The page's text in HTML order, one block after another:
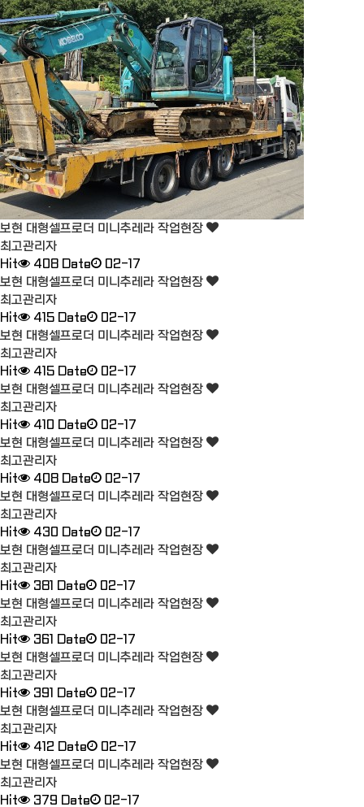
보현 대형셀프로더 미니추레라 작업현장
최고관리자
Hit
408 Date
02-17
보현 대형셀프로더 미니추레라 작업현장
최고관리자
Hit
415 Date
02-17
보현 대형셀프로더 미니추레라 작업현장
최고관리자
Hit
415 Date
02-17
보현 대형셀프로더 미니추레라 작업현장
최고관리자
Hit
410 Date
02-17
보현 대형셀프로더 미니추레라 작업현장
최고관리자
Hit
408 Date
02-17
보현 대형셀프로더 미니추레라 작업현장
최고관리자
Hit
430 Date
02-17
보현 대형셀프로더 미니추레라 작업현장
최고관리자
Hit
381 Date
02-17
보현 대형셀프로더 미니추레라 작업현장
최고관리자
Hit
361 Date
02-17
보현 대형셀프로더 미니추레라 작업현장
최고관리자
Hit
391 Date
02-17
보현 대형셀프로더 미니추레라 작업현장
최고관리자
Hit
412 Date
02-17
보현 대형셀프로더 미니추레라 작업현장
최고관리자
Hit
379 Date 02-17